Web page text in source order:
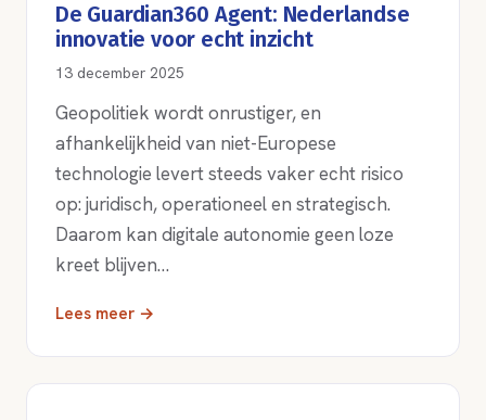
De Guardian360 Agent: Nederlandse
innovatie voor echt inzicht
13 december 2025
Geopolitiek wordt onrustiger, en
afhankelijkheid van niet-Europese
technologie levert steeds vaker echt risico
op: juridisch, operationeel en strategisch.
Daarom kan digitale autonomie geen loze
kreet blijven…
Lees meer →